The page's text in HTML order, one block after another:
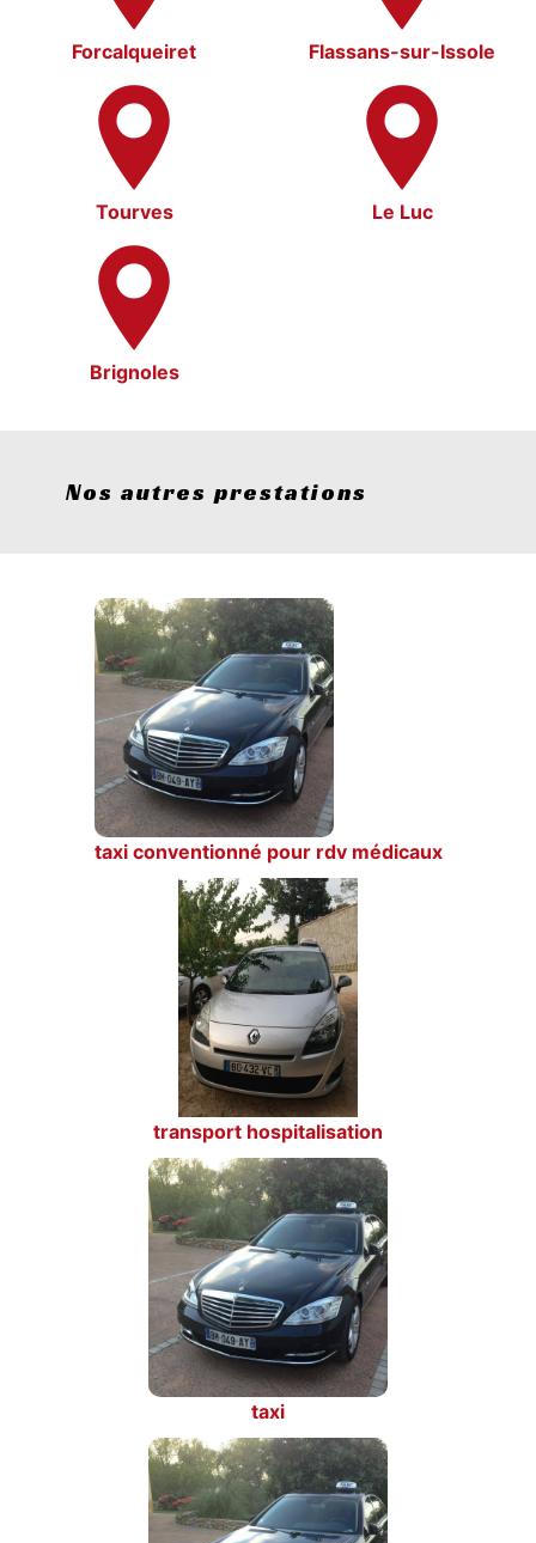
Forcalqueiret Flassans-sur-Issole
Tourves Le Luc
Brignoles
Nos autres prestations
taxi conventionné pour rdv médicaux
transport hospitalisation
taxi